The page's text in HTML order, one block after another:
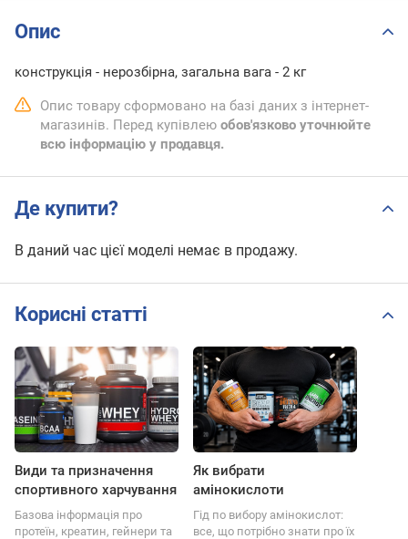
Опис
конструкція - нерозбірна, загальна вага - 2 кг
Опис товару сформовано на базі даних з інтернет-
магазинів. Перед купівлею обов'язково уточнюйте
всю інформацію у продавця.
Де купити?
В даний час цієї моделі немає в продажу.
Корисні статті
Види та призначення
спортивного харчування
Базова інформація про
протеїн, креатин, гейнери та
Як вибрати
амінокислоти
Гід по вибору амінокислот:
все, що потрібно знати про їх